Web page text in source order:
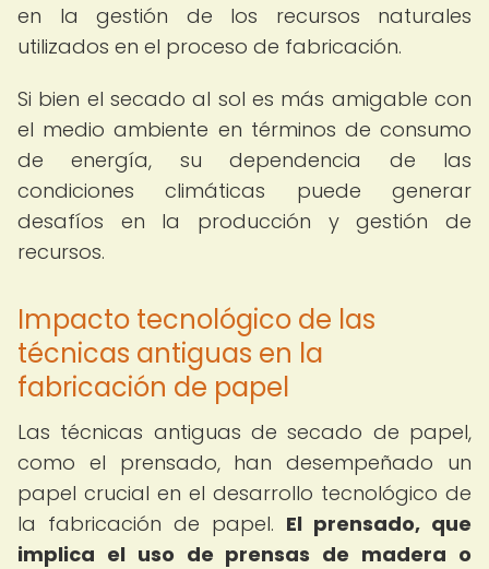
en la gestión de los recursos naturales
utilizados en el proceso de fabricación.
Si bien el secado al sol es más amigable con
el medio ambiente en términos de consumo
de energía, su dependencia de las
condiciones climáticas puede generar
desafíos en la producción y gestión de
recursos.
Impacto tecnológico de las
técnicas antiguas en la
fabricación de papel
Las técnicas antiguas de secado de papel,
como el prensado, han desempeñado un
papel crucial en el desarrollo tecnológico de
la fabricación de papel. El prensado, que
implica el uso de prensas de madera o